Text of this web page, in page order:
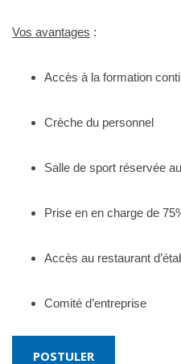
Vos avantages :
Accès à la formation
Crèche du personnel
Salle de sport réservée
Prise en en charge de
Accès au restaurant
Comité d’entreprise